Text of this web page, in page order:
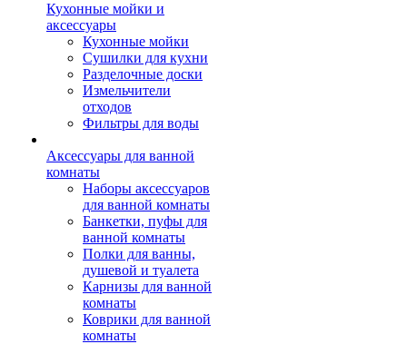
Кухонные мойки и
аксессуары
Кухонные мойки
Сушилки для кухни
Разделочные доски
Измельчители
отходов
Фильтры для воды
Аксессуары для ванной
комнаты
Наборы аксессуаров
для ванной комнаты
Банкетки, пуфы для
ванной комнаты
Полки для ванны,
душевой и туалета
Карнизы для ванной
комнаты
Коврики для ванной
комнаты